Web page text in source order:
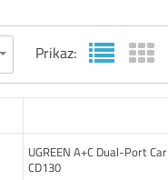
Prikaz:
UGREEN A+C Dual-Port
CD130